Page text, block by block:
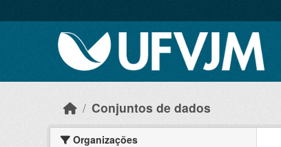
Conjuntos de dados
Organizações